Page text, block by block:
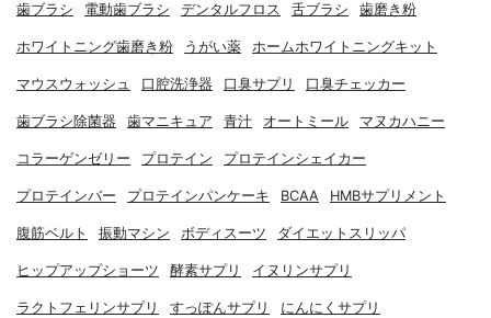
歯ブラシ 電動歯ブラシ デンタルフロス 舌ブラシ 歯磨き粉
ホワイトニング歯磨き粉 うがい薬 ホームホワイトニングキット
マウスウォッシュ 口腔洗浄器 口臭サプリ 口臭チェッカー
歯ブラシ除菌器 歯マニキュア 青汁 オートミール マヌカハニー
コラーゲンゼリー プロテイン プロテインシェイカー
プロテインバー プロテインパンケーキ BCAA HMBサプリメント
腹筋ベルト 振動マシン ボディスーツ ダイエットスリッパ
ヒップアップショーツ 酵素サプリ イヌリンサプリ
ラクトフェリンサプリ すっぽんサプリ にんにくサプリ